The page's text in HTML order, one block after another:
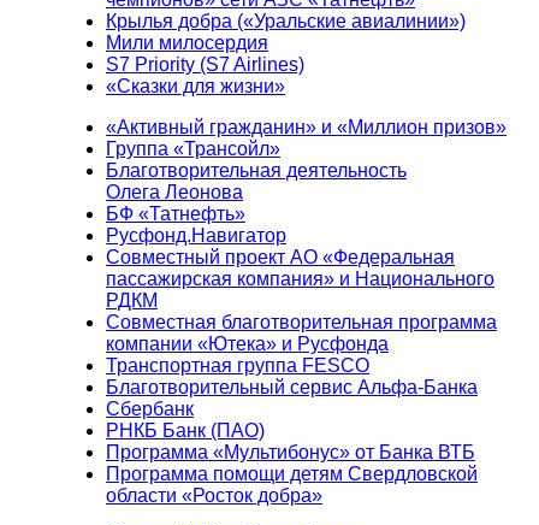
Крылья добра («Уральские авиалинии»)
Мили милосердия
S7 Priority (S7 Airlines)
«Сказки для жизни»
«Активный гражданин» и «Миллион призов»
Группа «Трансойл»
Благотворительная деятельность
Олега Леонова
БФ «Татнефть»
Русфонд.Навигатор
Совместный проект АО «Федеральная
пассажирская компания» и Национального
РДКМ
Совместная благотворительная программа
компании «Ютека» и Русфонда
Транспортная группа FESCO
Благотворительный сервис Альфа-Банка
Сбербанк
РНКБ Банк (ПАО)
Программа «Мультибонус» от Банка ВТБ
Программа помощи детям Свердловской
области «Росток добра»